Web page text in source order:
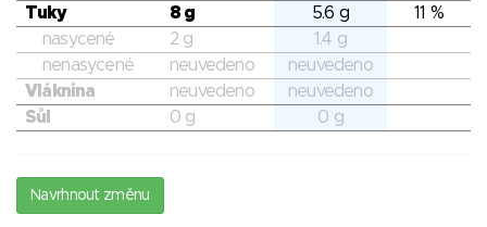
Tuky
8 g 5.6 g
11 %
nasycené
2 g
1.4 g
nenasycené
neuvedeno
neuvedeno
Vláknina
neuvedeno
neuvedeno
Sůl
0 g 0 g
Navrhnout změnu